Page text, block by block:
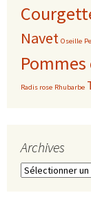
Navet Oseille
Radis rose Rhubarbe
Archives
Archives